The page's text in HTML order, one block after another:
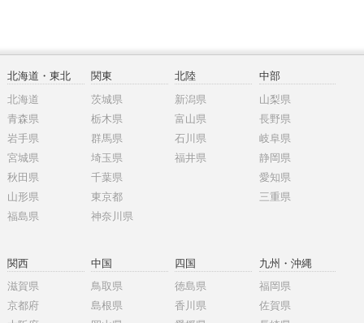
北海道・東北
北海道
青森県
岩手県
宮城県
秋田県
山形県
福島県
関東
茨城県
栃木県
群馬県
埼玉県
千葉県
東京都
神奈川県
北陸
新潟県
富山県
石川県
福井県
中部
山梨県
長野県
岐阜県
静岡県
愛知県
三重県
関西
滋賀県
京都府
中国
鳥取県
島根県
四国
徳島県
香川県
九州・沖縄
福岡県
佐賀県